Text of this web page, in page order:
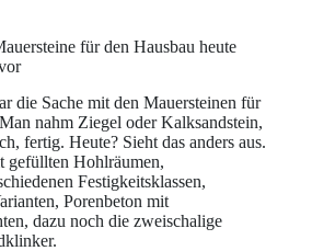
für den Hausbau heute
die Sache mit den Mauersteinen für
nahm Ziegel oder Kalksandstein,
fertig. Heute? Sieht das anders aus.
gefüllten Hohlräumen,
Festigkeitsklassen,
Porenbeton mit
dazu noch die zweischalige